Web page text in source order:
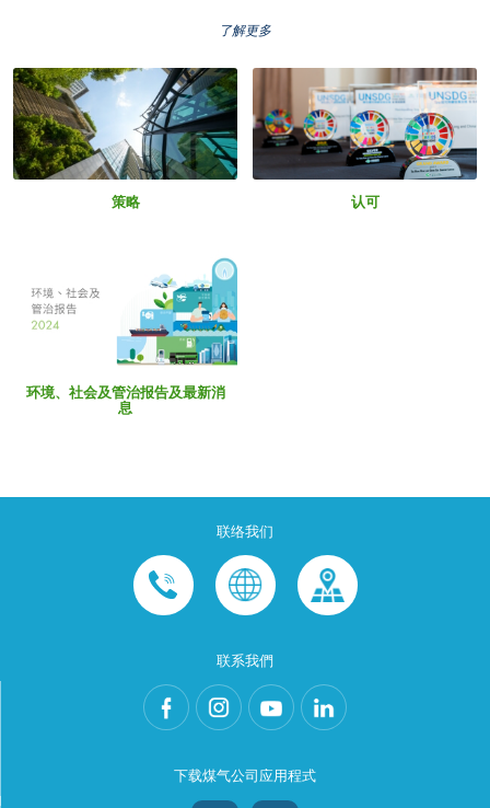
了解更多
策略 认可
环境、社会及管治报告及最新消
息
联络我们
联系我們
下载煤气公司应用程式